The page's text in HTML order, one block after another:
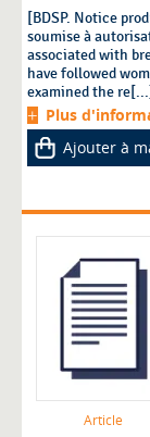
[BDSP. Notice
soumise à
associated with
have followed
examined the re[...]
Plus
Ajouter à
Article